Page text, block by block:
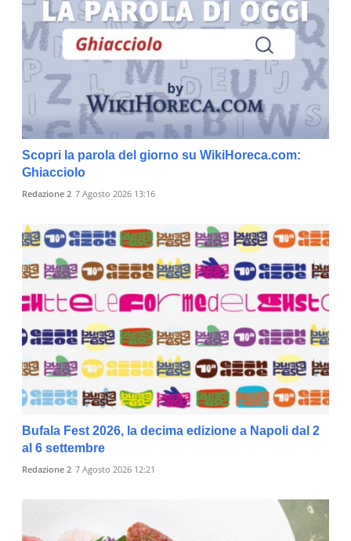
Scopri la parola del giorno su WikiHoreca.com:
Ghiacciolo
Redazione 2 7 Agosto 2026 13:16
Bufala Fest 2026, la decima edizione a Napoli dal 2
al 6 settembre
Redazione 2 7 Agosto 2026 12:21